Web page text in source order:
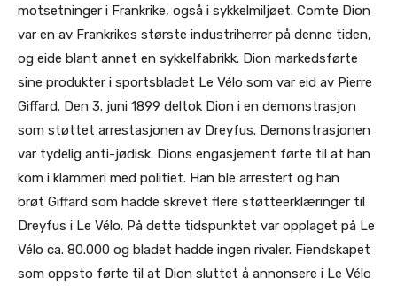
motsetninger i Frankrike, også i sykkelmiljøet. Comte Dion
var en av Frankrikes største industriherrer på denne tiden,
og eide blant annet en sykkelfabrikk. Dion markedsførte
sine produkter i sportsbladet Le Vélo som var eid av Pierre
Giffard. Den 3. juni 1899 deltok Dion i en demonstrasjon
som støttet arrestasjonen av Dreyfus. Demonstrasjonen
var tydelig anti-jødisk. Dions engasjement førte til at han
kom i klammeri med politiet. Han ble arrestert og han
brøt Giffard som hadde skrevet flere støtteerklæringer til
Dreyfus i Le Vélo. På dette tidspunktet var opplaget på Le
Vélo ca. 80.000 og bladet hadde ingen rivaler. Fiendskapet
som oppsto førte til at Dion sluttet å annonsere i Le Vélo